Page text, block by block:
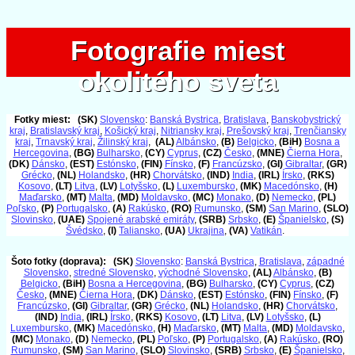
Fotografie miest
okolitého sveta
Fotografie miest
okolitého sveta
Fotky miest: (SK) Slovensko: Banská Bystrica, Bratislava, Banskobystrický
kraj, Bratislavský kraj, Košický kraj, Nitriansky kraj, Prešovský kraj, Trenčiansky
kraj, Trnavský kraj, Žilinský kraj, (AL)Albánsko, (B) Belgicko, (BiH) Bosna a
Hercegovina, (BG) Bulharsko, (CY) Cyprus, (CZ) Česko, (MNE) Čierna Hora,
(DK) Dánsko, (EST) Estónsko, (FIN) Fínsko, (F) Francúzsko, (GI) Gibraltar, (GR)
Grécko, (NL) Holandsko, (HR) Chorvátsko, (IND) India, (IRL) Írsko, (RKS)
Kosovo, (LT) Litva, (LV) Lotyšsko, (L) Luxembursko, (MK) Macedónsko, (H)
Maďarsko, (MT) Malta, (MD) Moldavsko, (MC) Monako, (D) Nemecko, (PL)
Poľsko, (P) Portugalsko, (A) Rakúsko, (RO) Rumunsko, (SM) San Marino, (SLO)
Slovinsko, (UAE) Spojené arabské emiráty, (SRB) Srbsko, (E) Španielsko, (S)
Švédsko, (I) Taliansko, (UA) Ukrajina, (VA) Vatikán.
Šoto fotky (doprava): (SK) Slovensko: Banská Bystrica, Bratislava, západné
Slovensko, stredné Slovensko, východné Slovensko, (AL)Albánsko, (B)
Belgicko, (BiH) Bosna a Hercegovina, (BG) Bulharsko, (CY) Cyprus, (CZ)
Česko, (MNE) Čierna Hora, (DK) Dánsko, (EST) Estónsko, (FIN) Fínsko, (F)
Francúzsko, (GI) Gibraltar, (GR) Grécko, (NL) Holandsko, (HR) Chorvátsko,
(IND) India, (IRL) Írsko, (RKS) Kosovo, (LT) Litva, (LV) Lotyšsko, (L)
Luxembursko, (MK) Macedónsko, (H) Maďarsko, (MT) Malta, (MD) Moldavsko,
(MC) Monako, (D) Nemecko, (PL) Poľsko, (P) Portugalsko, (A) Rakúsko, (RO)
Rumunsko, (SM) San Marino, (SLO) Slovinsko, (SRB) Srbsko, (E) Španielsko,